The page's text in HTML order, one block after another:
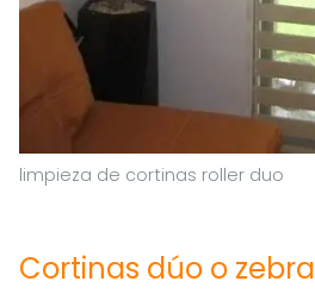
limpieza de cortinas roller duo
Cortinas dúo o zebra